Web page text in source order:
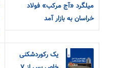
میلگرد «آج مرکب» فولاد
خراسان به بازار آمد
یک رکوردشکنی